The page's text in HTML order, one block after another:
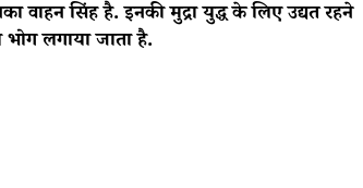
सिंह है. इनकी मुद्रा युद्ध के लिए उद्यत रहने
लगाया जाता है.